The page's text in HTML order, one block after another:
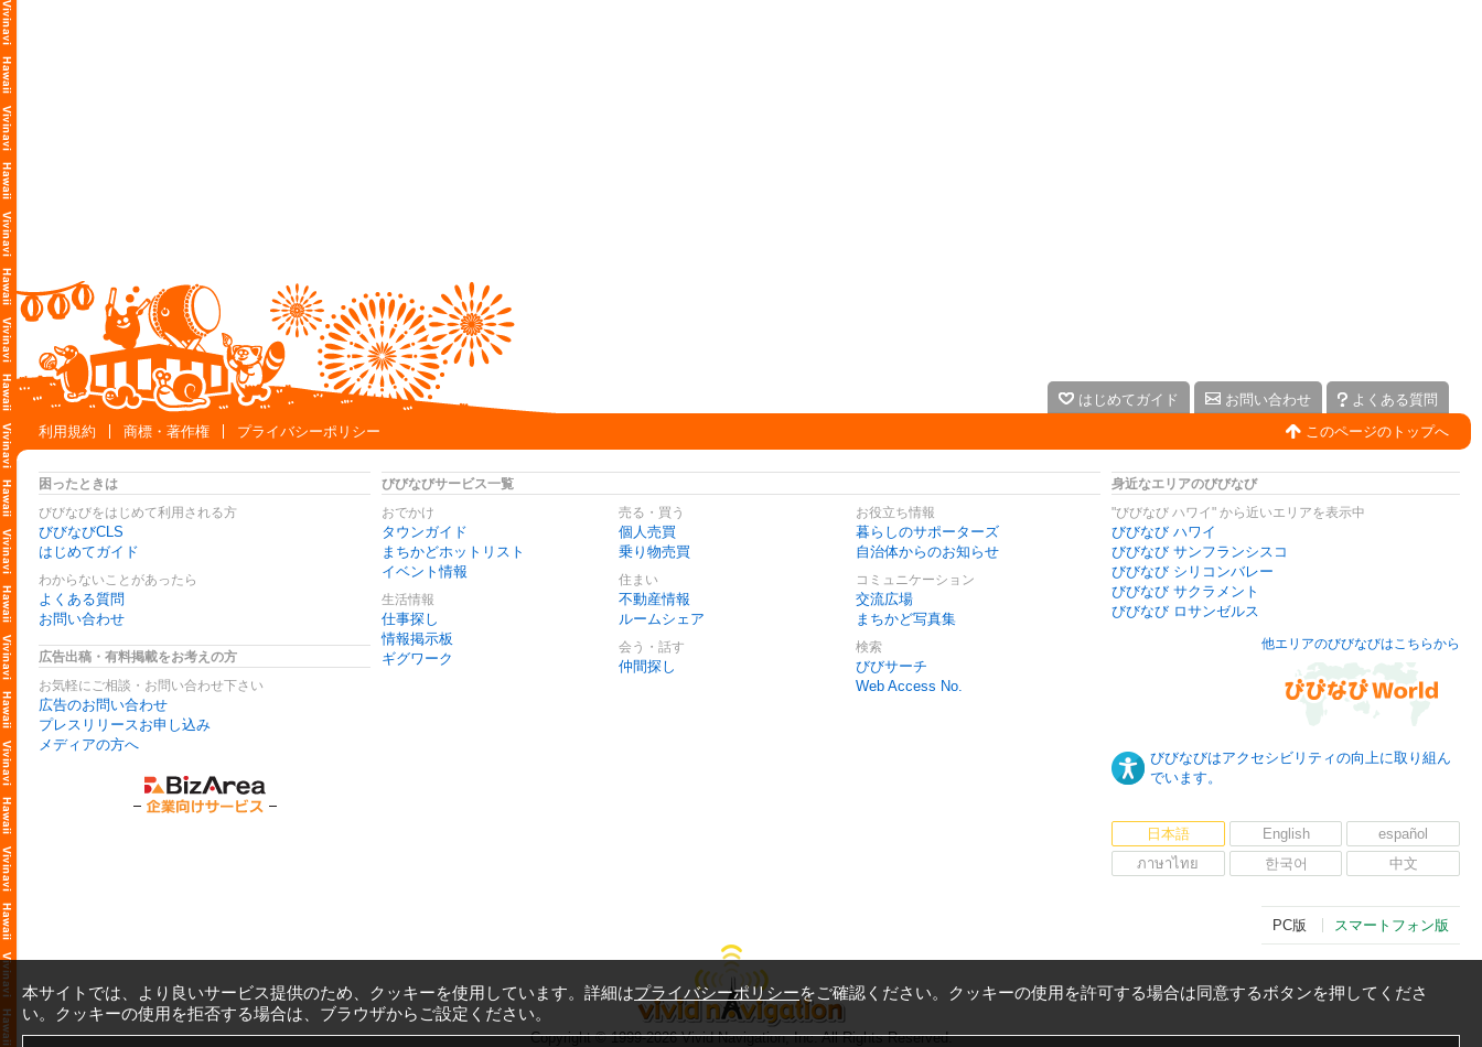
はじめてガイド お問い合わせ
よくある質問
利用規約
商標・著作権 プライバシーポリシー このページのトップへ
困ったときは
びびなびをはじめて利用される方
びびなびCLS
はじめてガイド
わからないことがあったら
よくある質問
お問い合わせ
広告出稿・有料掲載をお考えの方
お気軽にご相談・お問い合わせ下さい
広告のお問い合わせ
プレスリリースお申し込み
メディアの方へ
びびなびサービス一覧
おでかけ
タウンガイド
まちかどホットリスト
イベント情報
生活情報
仕事探し
情報掲示板
ギグワーク
売る・買う
個人売買
乗り物売買
住まい
不動産情報
ルームシェア
会う・話す
仲間探し
お役立ち情報
暮らしのサポーターズ
自治体からのお知らせ
コミュニケーション
交流広場
まちかど写真集
検索
びびサーチ
Web Access No.
身近なエリアのびびなび
"びびなび ハワイ" から近いエリアを表示中
びびなび ハワイ
びびなび サンフランシスコ
びびなび シリコンバレー
びびなび サクラメント
びびなび ロサンゼルス
他エリアのびびなびはこちらから
びびなびはアクセシビリティの向上に取り組ん
でいます。
日本語 English
español
ภาษาไทย
한국어 中文
PC版 スマートフォン版
Copyright © 1999-2026Vivid Navigation, Inc.All Rights Reserved.
本サイトでは、より良いサービス提供のため、クッキーを使用しています。詳細はプライバシーポリシーをご確認ください。クッキーの使用を許可する場合は同意するボタンを押してくださ
い。クッキーの使用を拒否する場合は、ブラウザからご設定ください。